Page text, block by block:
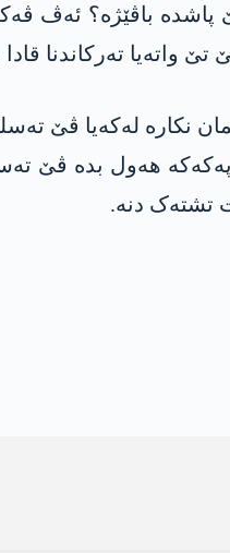
باڤێژە؟ ئەڤ
واتەیا تەرکاندنا
نکارە لەکەیا ڤێ
هەول بدە ڤێ
تشتەک دنە.